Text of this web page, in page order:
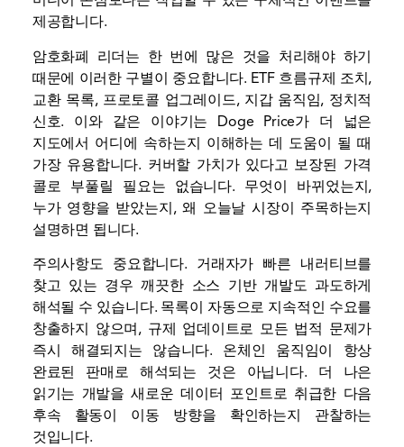
제공합니다.
암호화폐 리더는 한 번에 많은 것을 처리해야 하기
때문에 이러한 구별이 중요합니다. ETF 흐름규제 조치,
교환목록, 프로토콜 업그레이드, 지갑움직임, 정치적
신호. 이와 같은 이야기는 Doge Price가 더 넓은
지도에서 어디에 속하는지 이해하는 데 도움이 될 때
가장 유용합니다. 커버할 가치가 있다고 보장된 가격
콜로 부풀릴 필요는 없습니다. 무엇이 바뀌었는지,
누가 영향을 받았는지, 왜 오늘날 시장이 주목하는지
설명하면 됩니다.
주의사항도 중요합니다. 거래자가 빠른 내러티브를
찾고 있는 경우 깨끗한 소스 기반 개발도 과도하게
해석될 수 있습니다. 목록이 자동으로 지속적인 수요를
창출하지 않으며, 규제 업데이트로 모든 법적 문제가
즉시 해결되지는 않습니다. 온체인 움직임이 항상
완료된 판매로 해석되는 것은 아닙니다. 더 나은
읽기는 개발을 새로운 데이터 포인트로 취급한 다음
후속 활동이 이동 방향을 확인하는지 관찰하는
것입니다.